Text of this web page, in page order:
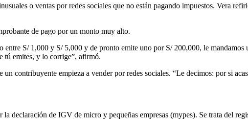
o ventas por redes sociales que no están pagando impuestos. Vera
de pago por un monto muy alto.
S/ 1,000 y S/ 5,000 y de pronto emite uno por S/ 200,000, le
tú emites, y lo corrige”, afirmó.
contribuyente empieza a vender por redes sociales. “Le decimos: por si
declaración de IGV de micro y pequeñas empresas (mypes). Se trata del